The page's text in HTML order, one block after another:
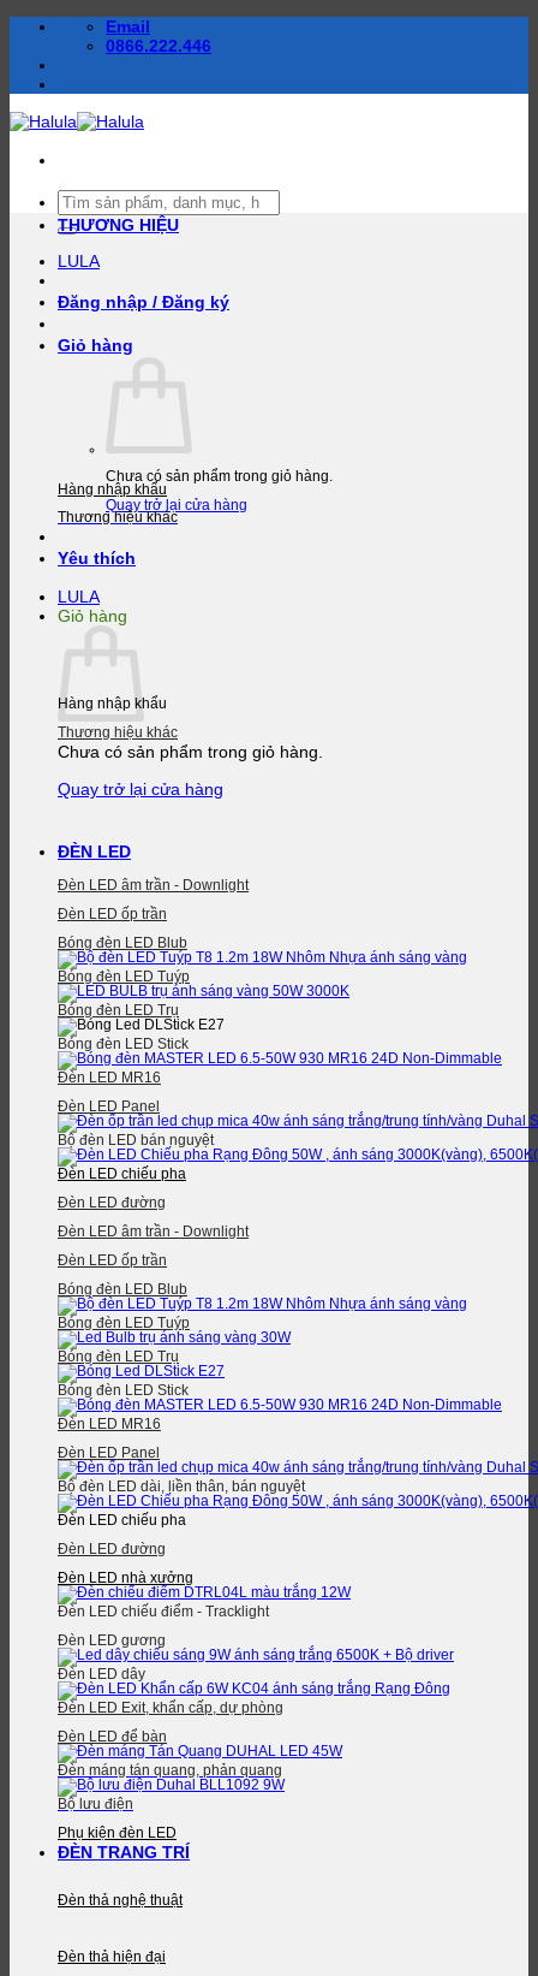
dung
Email
0866.222.446
Tìm
kiếm:
LULA
Đăng nhập / Đăng ký
Giỏ hàng
Chưa có sản phẩm trong giỏ hàng.
Quay trở lại cửa hàng
Yêu thích
LULA
Giỏ hàng
Chưa có sản phẩm trong giỏ hàng.
Quay trở lại cửa hàng
THƯƠNG HIỆU
Hàng nhập khẩu
Thương hiệu khác
Hàng nhập khẩu
Thương hiệu khác
ĐÈN LED
Đèn LED âm trần - Downlight
Đèn LED ốp trần
Bóng đèn LED Blub
Bóng đèn LED Tuýp
Bóng đèn LED Trụ
Bóng đèn LED Stick
Đèn LED MR16
Đèn LED Panel
Bộ đèn LED bán nguyệt
Đèn LED chiếu pha
Đèn LED đường
Đèn LED âm trần - Downlight
Đèn LED ốp trần
Bóng đèn LED Blub
Bóng đèn LED Tuýp
Bóng đèn LED Trụ
Bóng đèn LED Stick
Đèn LED MR16
Đèn LED Panel
Bộ đèn LED dài, liền thân, bán nguyệt
Đèn LED chiếu pha
Đèn LED đường
Đèn LED nhà xưởng
Đèn LED chiếu điểm - Tracklight
Đèn LED gương
Đèn LED dây
Đèn LED Exit, khẩn cấp, dự phòng
Đèn LED để bàn
Đèn máng tán quang, phản quang
Bộ lưu điện
Phụ kiện đèn LED
ĐÈN TRANG TRÍ
Đèn thả nghệ thuật
Đèn thả hiện đại